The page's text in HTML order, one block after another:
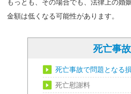
金額は低くなる可能性があります。
死亡事故
死亡事故で問題となる
死亡慰謝料